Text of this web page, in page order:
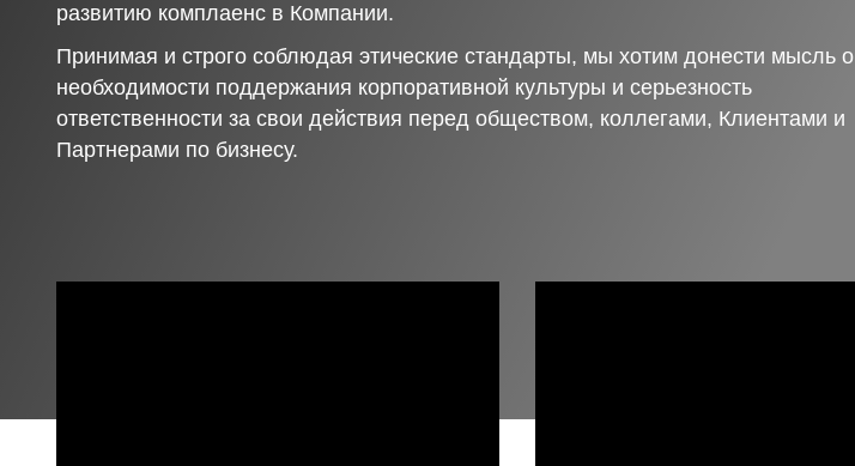
развитию комплаенс в Компании.
Принимая и строго соблюдая этические стандарты, мы хотим донести мысль о
необходимости поддержания корпоративной культуры и серьезность
ответственности за свои действия перед обществом, коллегами, Клиентами и
Партнерами по бизнесу.